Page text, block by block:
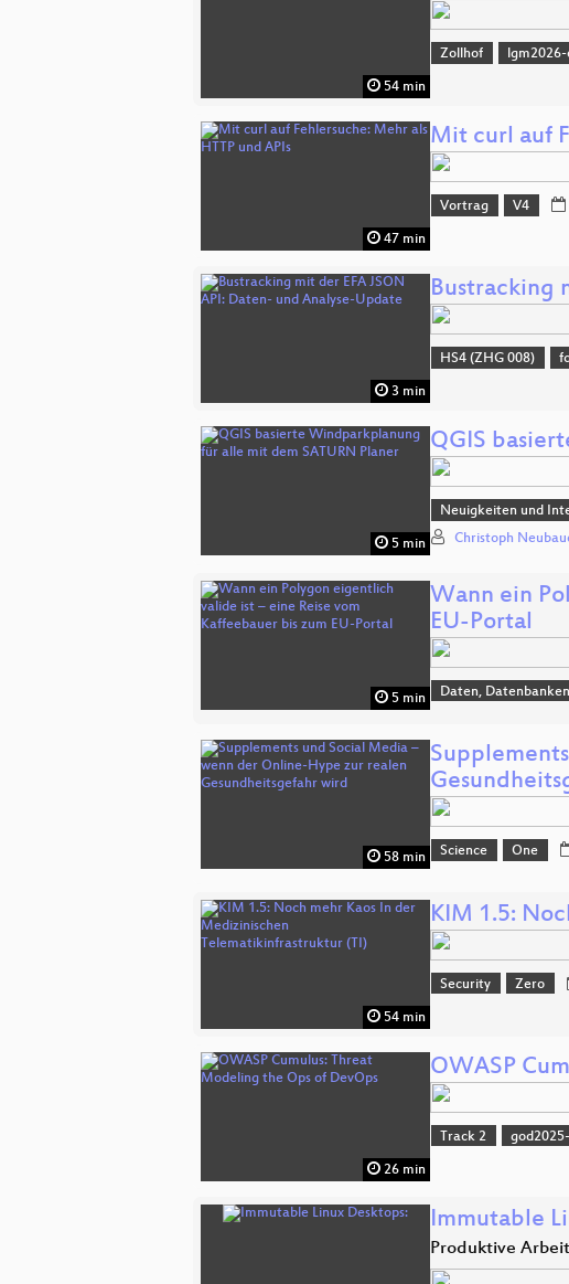
54 min
Zollhof
47 min
Mit curl auf
Vortrag V4
3 min
Bustracking
HS4 (ZHG 008)
5 min
QGIS
Neuigkeiten und
Christoph
5 min
Wann ein
EU-Portal
Daten,
58 min Science One
54 min
KIM 1.5:
Security Zero
26 min
OWASP
Track 2
Immutable
Produktive